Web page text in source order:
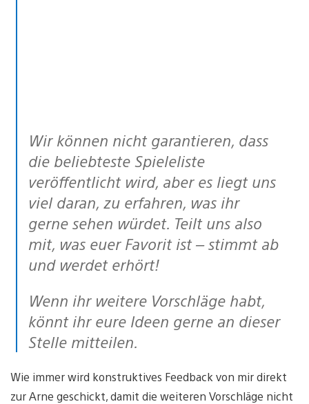
Wir können nicht garantieren, dass
die beliebteste Spieleliste
veröffentlicht wird, aber es liegt uns
viel daran, zu erfahren, was ihr
gerne sehen würdet. Teilt uns also
mit, was euer Favorit ist – stimmt ab
und werdet erhört!
Wenn ihr weitere Vorschläge habt,
könnt ihr eure Ideen gerne an dieser
Stelle mitteilen.
Wie immer wird konstruktives Feedback von mir direkt
zur Arne geschickt, damit die weiteren Vorschläge nicht